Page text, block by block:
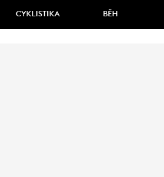
CYKLISTIKA BĚH